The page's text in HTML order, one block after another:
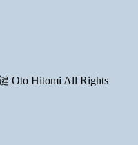
Oto Hitomi All Rights